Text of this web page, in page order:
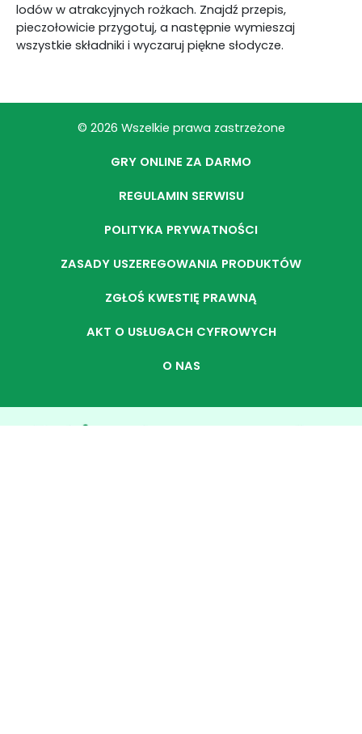
lodów w atrakcyjnych rożkach. Znajdź przepis,
pieczołowicie przygotuj, a następnie wymieszaj
wszystkie składniki i wyczaruj piękne słodycze.
© 2026 Wszelkie prawa zastrzeżone
GRY ONLINE ZA DARMO
REGULAMIN SERWISU
POLITYKA PRYWATNOŚCI
ZASADY USZEREGOWANIA PRODUKTÓW
ZGŁOŚ KWESTIĘ PRAWNĄ
AKT O USŁUGACH CYFROWYCH
O NAS